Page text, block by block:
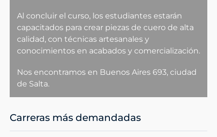
Al concluir el curso, los estudiantes estarán
capacitados para crear piezas de cuero de alta
calidad, con técnicas artesanales y
conocimientos en acabados y comercialización.
Nos encontramos en Buenos Aires 693, ciudad
de Salta.
Carreras más demandadas